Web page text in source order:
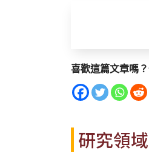
喜歡這篇文章嗎
研究領